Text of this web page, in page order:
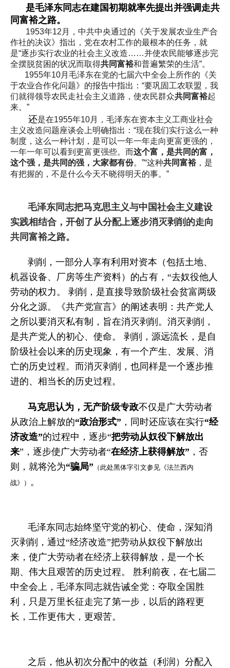
是毛泽东同志在建国初期就率先提出并强调走共
同富裕之路。
1953年12月，中共中央通过的《关于发展农业生产合
作社的决议》指出，党在农村工作的最根本的任务，就
是“逐步实行农业的社会主义改造……并使农民能够逐步完
全摆脱贫困的状况而取得共同富裕和普遍繁荣的生活”。
1955年10月毛泽东在党的七届六中全会上所作的《关
于农业合作化问题》的报告中指出：“要巩固工农联盟，我
们就得领导农民走社会主义道路，使农民群众共同富裕起
来。”
还是在1955年10月，毛泽东在资本主义工商业社会
主义改造问题座谈会上明确指出：“现在我们实行这么一种
制度，这么一种计划，是可以一年一年走向更富更强的，
一年一年可以看到更富更强些。而这个富，是共同的富，
这个强，是共同的强，大家都有份。”“这种共同富裕，是
有把握的，不是什么今天不晓得明天的事。”
毛泽东同志把马克思主义与中国社会主义建设
实践相结合，开创了从分配上逐步消灭剥削的走向
共同富裕之路。
剥削，一部分人享有利用对资本 （包括土地、
机器设备、厂房等生产资料）的占有，“去奴役他人
劳动的权力。
剥削，是直接导致阶级社会贫富两级
分化之源。《共产党宣言》的阐述表明： 共产党人
之所以要消灭私有制，旨在消灭剥削。消灭剥削，
是共产党人的初心、使命。
剥削，源远流长，是自
阶级社会以来的历史现象，有一个产生、发展、消
亡的历史过程。而消灭剥削，也同样是一个逐步推
进的、相当长的历史过程。
马克思认为，无产阶级专政不仅是广大劳动者
从政治上解放的“政治形式” ， 同时还应该在实行“经
济改造”的过程中，逐步“把劳动从奴役下解放出
来” ，逐步使广大劳动者“在经济上获得解放” ， 否
则，就将沦为“骗局” （此处黑体字引文参见《法兰西内
战》）
。
毛泽东同志始终坚守党的初心、使命，深知消
灭剥削，通过“经济改造”把劳动从奴役下解放出
来，使广大劳动者在经济上获得解放，是一个长
期、伟大且艰苦的历史过程。 胜利前夜，在七届二
中全会上，毛泽东同志就告诫全党：夺取全国胜
利，只是万里长征走完了第一步，以后的路程更
长，工作更伟大，更艰苦。
之后，他从初次分配中的收益（利润）分配入